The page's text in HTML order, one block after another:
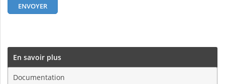
En savoir plus
Documentation